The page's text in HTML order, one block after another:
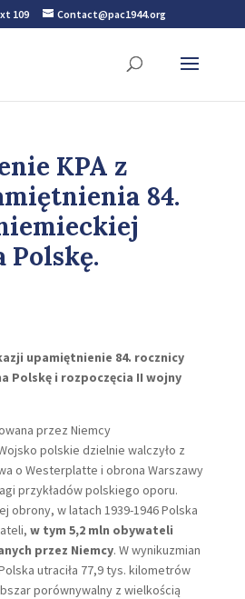
109 Contact@pac1944.org
KPA z
84.
Polskę.
upamiętnienie 84. rocznicy
Polskę i rozpoczęcia II wojny
przez Niemcy
polskie dzielnie walczyło z
o Westerplatte i obrona Warszawy
przykładów polskiego oporu.
obrony, w latach 1939-1946 Polska
w tym 5,2 mln obywateli
przez Niemcy. W wynikuzmian
utraciła 77,9 tys. kilometrów
porównywalny z wielkością